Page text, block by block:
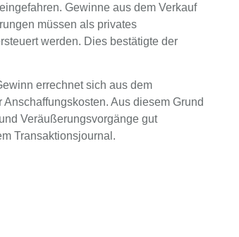
Gewinne aus dem Verkauf
müssen als privates
werden. Dies bestätigte der
errechnet sich aus dem
Aus diesem Grund
Veräußerungsvorgänge gut
Transaktionsjournal.